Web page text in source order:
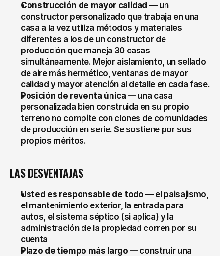
Construcción de mayor calidad — un
constructor personalizado que trabaja en una
casa a la vez utiliza métodos y materiales
diferentes a los de un constructor de
producción que maneja 30 casas
simultáneamente. Mejor aislamiento, un sellado
de aire más hermético, ventanas de mayor
calidad y mayor atención al detalle en cada fase.
Posición de reventa única — una casa
personalizada bien construida en su propio
terreno no compite con clones de comunidades
de producción en serie. Se sostiene por sus
propios méritos.
LAS DESVENTAJAS
Usted es responsable de todo — el paisajismo,
el mantenimiento exterior, la entrada para
autos, el sistema séptico (si aplica) y la
administración de la propiedad corren por su
cuenta
Plazo de tiempo más largo — construir una